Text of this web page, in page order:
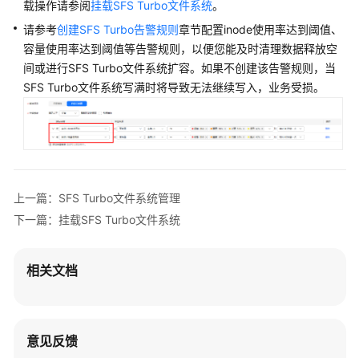
载操作请参阅挂载SFS Turbo文件系统。
请参考创建SFS Turbo告警规则章节配置inode使用率达到阈值、
容量使用率达到阈值等告警规则，以便您能及时清理数据释放空
间或进行SFS Turbo文件系统扩容。如果不创建该告警规则，当
SFS Turbo文件系统写满时将导致无法继续写入，业务受损。
上一篇：SFS Turbo文件系统管理
下一篇：挂载SFS Turbo文件系统
相关文档
意见反馈